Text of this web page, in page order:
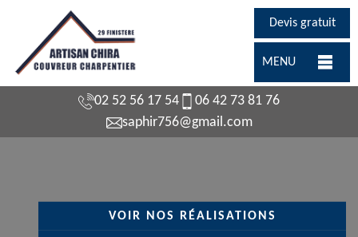
Devis gratuit
MENU
02 52 56 17 54
06 42 73 81 76
saphir756@gmail.com
VOIR NOS RÉALISATIONS